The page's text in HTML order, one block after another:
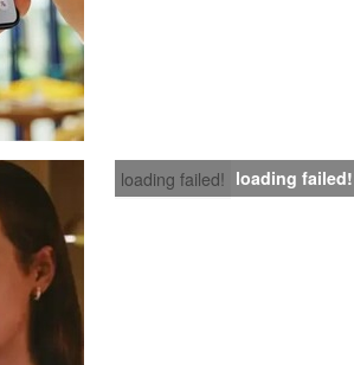
loading failed! loading failed!